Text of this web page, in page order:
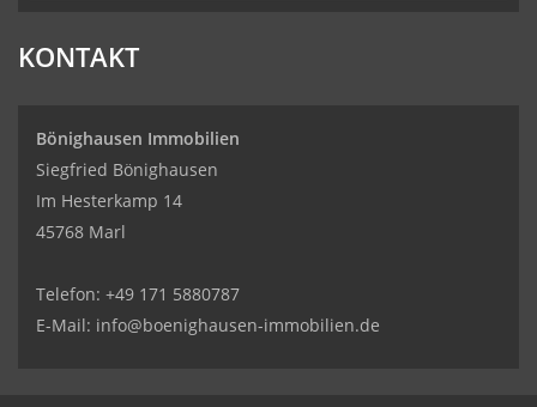
KONTAKT
Bönighausen Immobilien
Siegfried Bönighausen
Im Hesterkamp 14
45768 Marl
Telefon: +49 171 5880787
E-Mail: info@boenighausen-immobilien.de